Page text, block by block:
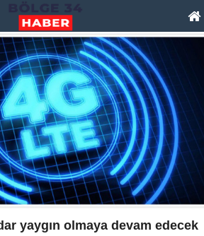
yaygın olmaya devam edecek